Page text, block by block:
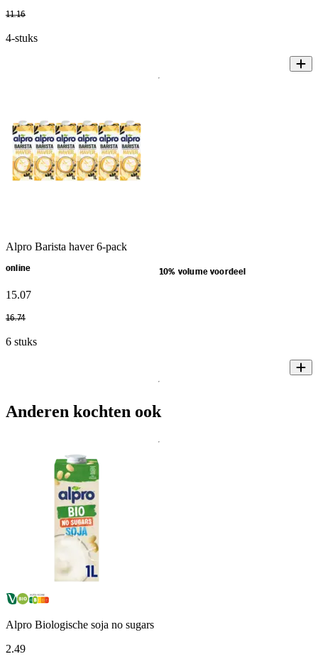
11.16
4-stuks
Alpro Barista haver 6-pack
online 10% volume voordeel
15.07
16.74
6 stuks
Anderen kochten ook
Alpro Biologische soja no sugars
2.49